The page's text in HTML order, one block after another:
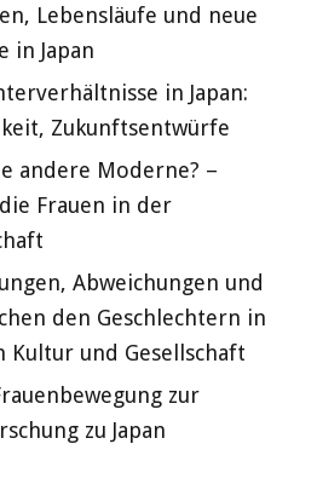
Lebensläufe und neue
in Japan
in Japan:
Zukunftsentwürfe
andere Moderne? –
Frauen in der
Abweichungen und
den Geschlechtern in
Kultur und Gesellschaft
zur
zu Japan